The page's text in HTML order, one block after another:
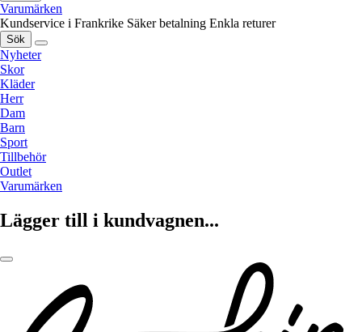
Varumärken
Kundservice i Frankrike Säker betalning Enkla returer
Sök
Nyheter
Skor
Kläder
Herr
Dam
Barn
Sport
Tillbehör
Outlet
Varumärken
Lägger till i kundvagnen...